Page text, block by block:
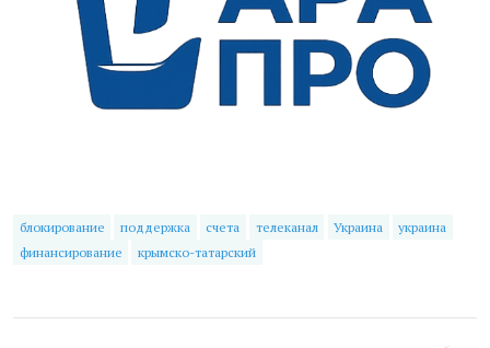
блокирование поддержка счета телеканал Украина
украина
финансирование
крымско-татарский